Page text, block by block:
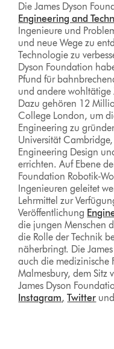
Die James Dyson
Engineering and
Ingenieure und
und neue Wege zu
Technologie zu
Dyson Foundation
Pfund für
und andere wohltätige
Dazu gehören 12
College London, um
Engineering zu
Universität
Engineering Design
errichten. Auf Ebene
Foundation Robotik-
Ingenieuren geleitet
Lehrmittel zur
Veröffentlichung
die jungen Menschen
die Rolle der Technik
näherbringt. Die
auch die medizinische
Malmesbury, dem Sitz
James Dyson
Instagram, Twitter